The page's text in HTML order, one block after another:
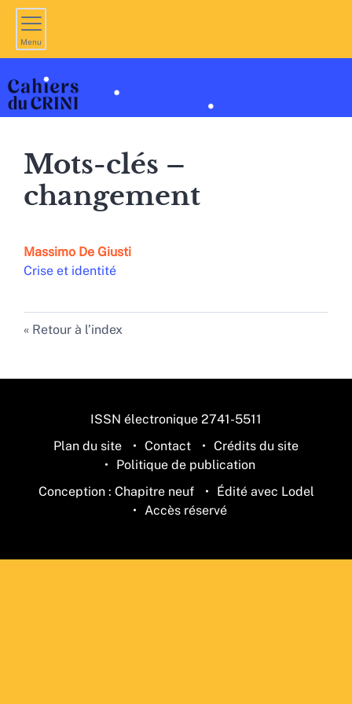
Menu
Mots-clés –
changement
Massimo De Giusti
Crise et identité
Retour à l’index
ISSN électronique 2741-5511
Plan du site
Contact
Crédits du site
Politique de publication
Conception : Chapitre neuf
Édité avec Lodel
Accès réservé